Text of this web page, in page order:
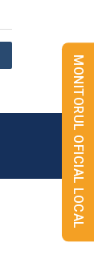
MONITORUL OFICIAL LOCAL